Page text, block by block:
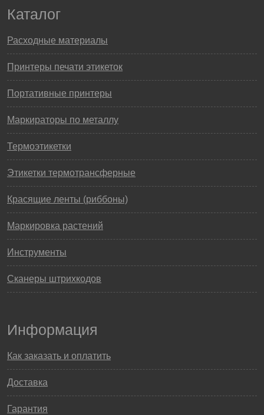
Каталог
Расходные материалы
Принтеры печати этикеток
Портативные принтеры
Маркираторы по металлу
Термоэтикетки
Этикетки термотрансферные
Красящие ленты (риббоны)
Маркировка растений
Инструменты
Сканеры штрихкодов
Информация
Как заказать и оплатить
Доставка
Гарантия